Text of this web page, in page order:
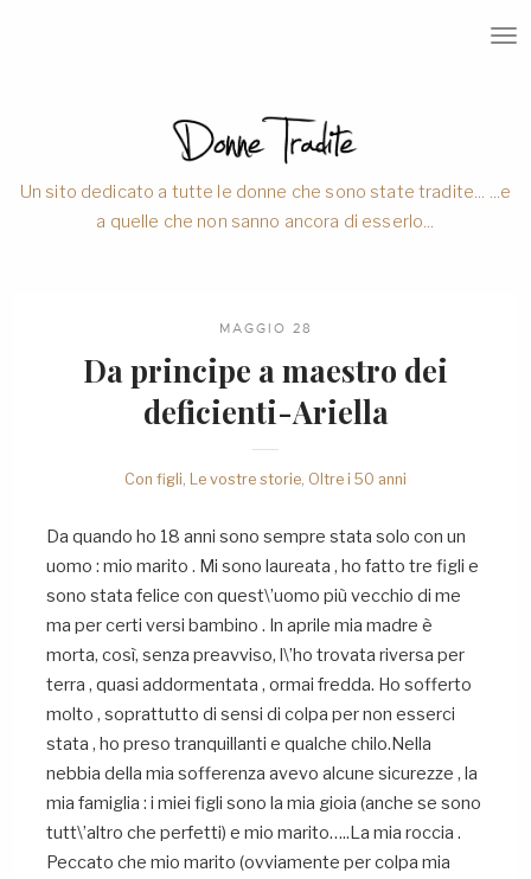
T
V
Un sito dedicato a tutte le donne che sono state tradite... ...e
a quelle che non sanno ancora di esserlo...
MAGGIO 28
Da principe a maestro dei
deficienti-Ariella
Con figli, Le vostre storie, Oltre i 50 anni
Da quando ho 18 anni sono sempre stata solo con un
uomo : mio marito . Mi sono laureata , ho fatto tre figli e
sono stata felice con quest\’uomo più vecchio di me
ma per certi versi bambino . In aprile mia madre è
morta, così, senza preavviso, l\’ho trovata riversa per
terra , quasi addormentata , ormai fredda. Ho sofferto
molto , soprattutto di sensi di colpa per non esserci
stata , ho preso tranquillanti e qualche chilo.Nella
nebbia della mia sofferenza avevo alcune sicurezze , la
mia famiglia : i miei figli sono la mia gioia (anche se sono
tutt\’altro che perfetti) e mio marito…..La mia roccia .
Peccato che mio marito (ovviamente per colpa mia